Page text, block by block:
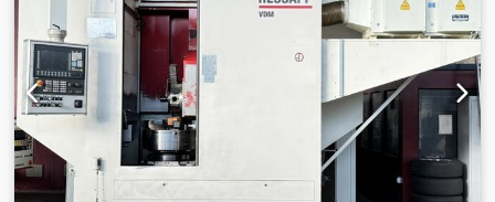
τεμαχίου + τσοκ 250 mm Σταυροκυλιστήρες: Διαδρομή
κάθετου καροτσιού 300 mm Διαδρομή οριζόντιου καροτσιού
180 mm Το μηχάνημα είναι αποσυναρμολογημένο και έτοιμο
για φόρτωση. Csdjzdvgfopfx Ab Torf Περισσότερα τεχνικά
στοιχεία βλ. συνημμένο.